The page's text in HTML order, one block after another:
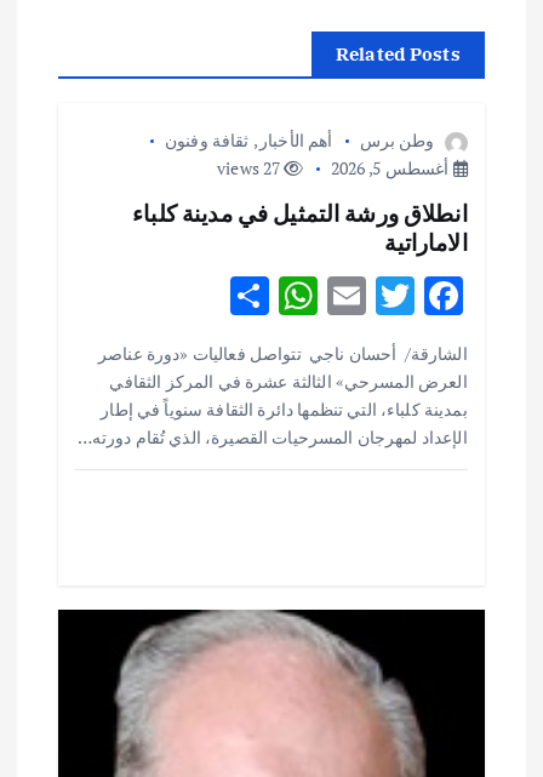
ت
Related Posts
وطن برس أهم الأخبار , ثقافة وفنون
أغسطس 5, 2026
27 views
انطلاق ورشة التمثيل في مدينة كلباء
الاماراتية
F
ac
e
b
o
T
w
it
te
r
E
ai
l
W
h
at
s
A
h
ar
e
الشارقة/ أحسان ناجي تتواصل فعاليات «دورة عناصر
العرض المسرحي» الثالثة عشرة في المركز الثقافي
بمدينة كلباء، التي تنظمها دائرة الثقافة سنوياً في إطار
الإعداد لمهرجان المسرحيات القصيرة، الذي تُقام دورته…